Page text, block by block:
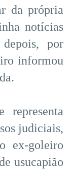
da própria
notícias
por
informou
representa
judiciais,
ex-goleiro
usucapião